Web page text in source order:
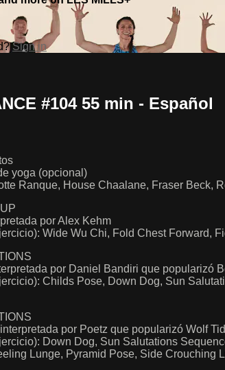
Sign in
#104 55 min - Español
yoga (opcional)
Ranque, House Chaalane, Fraser Beck,
por Alex Kehm
Wide Wu Chi, Fold Chest Forward,
por Daniel Bandiri que popularizó
Childs Pose, Down Dog, Sun
por Poetz que popularizó Wolf
Down Dog, Sun Salutations
Lunge, Pyramid Pose, Side Crouching